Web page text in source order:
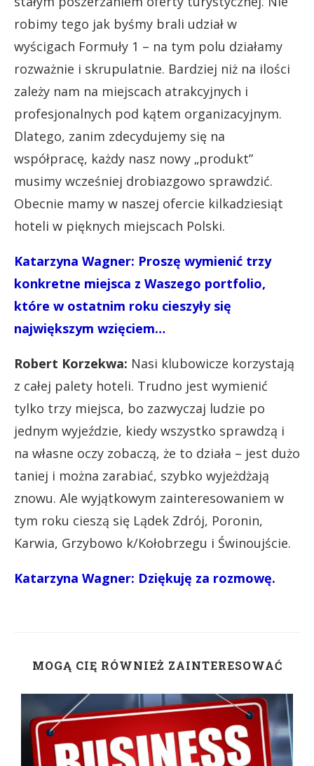
robimy tego jak byśmy brali udział w
wyścigach Formuły 1 – na tym polu działamy
rozważnie i skrupulatnie. Bardziej niż na ilości
zależy nam na miejscach atrakcyjnych i
profesjonalnych pod kątem organizacyjnym.
Dlatego, zanim zdecydujemy się na
współpracę, każdy nasz nowy „produkt”
musimy wcześniej drobiazgowo sprawdzić.
Obecnie mamy w naszej ofercie kilkadziesiąt
hoteli w pięknych miejscach Polski.
Katarzyna Wagner: Proszę wymienić trzy
konkretne miejsca z Waszego portfolio,
które w ostatnim roku cieszyły się
największym wzięciem…
Robert Korzekwa: Nasi klubowicze korzystają
z całej palety hoteli. Trudno jest wymienić
tylko trzy miejsca, bo zazwyczaj ludzie po
jednym wyjeździe, kiedy wszystko sprawdzą i
na własne oczy zobaczą, że to działa – jest dużo
taniej i można zarabiać, szybko wyjeżdżają
znowu. Ale wyjątkowym zainteresowaniem w
tym roku cieszą się Lądek Zdrój, Poronin,
Karwia, Grzybowo k/Kołobrzegu i Świnoujście.
Katarzyna Wagner: Dziękuję za rozmowę.
MOGĄ CIĘ RÓWNIEŻ ZAINTERESOWAĆ